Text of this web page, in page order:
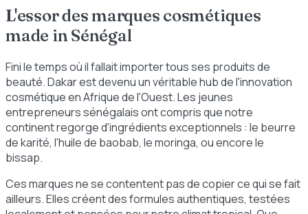
L'essor des marques cosmétiques
made in Sénégal
Fini le temps où il fallait importer tous ses produits de
beauté. Dakar est devenu un véritable hub de l'innovation
cosmétique en Afrique de l'Ouest. Les jeunes
entrepreneurs sénégalais ont compris que notre
continent regorge d'ingrédients exceptionnels : le beurre
de karité, l'huile de baobab, le moringa, ou encore le
bissap.
Ces marques ne se contentent pas de copier ce qui se fait
ailleurs. Elles créent des formules authentiques, testées